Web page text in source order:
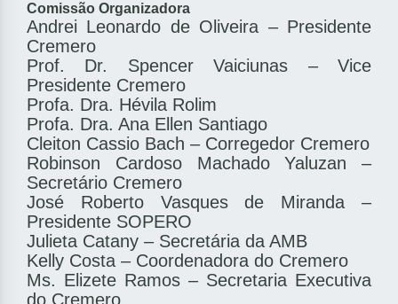
Comissão Organizadora
Andrei Leonardo de Oliveira – Presidente
Cremero
Prof. Dr. Spencer Vaiciunas – Vice
Presidente Cremero
Profa. Dra. Hévila Rolim
Profa. Dra. Ana Ellen Santiago
Cleiton Cassio Bach – Corregedor Cremero
Robinson Cardoso Machado Yaluzan –
Secretário Cremero
José Roberto Vasques de Miranda –
Presidente SOPERO
Julieta Catany – Secretária da AMB
Kelly Costa – Coordenadora do Cremero
Ms. Elizete Ramos – Secretaria Executiva
do Cremero